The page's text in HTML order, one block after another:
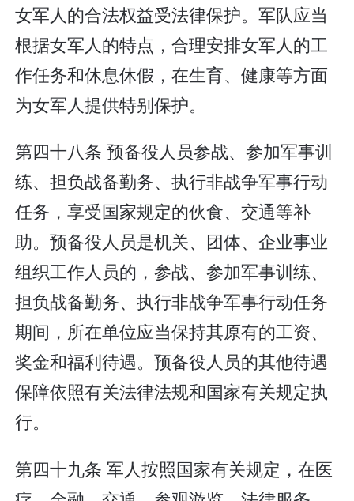
女军人的合法权益受法律保护。军队应当
根据女军人的特点，合理安排女军人的工
作任务和休息休假，在生育、健康等方面
为女军人提供特别保护。
第四十八条 预备役人员参战、参加军事训
练、担负战备勤务、执行非战争军事行动
任务，享受国家规定的伙食、交通等补
助。预备役人员是机关、团体、企业事业
组织工作人员的，参战、参加军事训练、
担负战备勤务、执行非战争军事行动任务
期间，所在单位应当保持其原有的工资、
奖金和福利待遇。预备役人员的其他待遇
保障依照有关法律法规和国家有关规定执
行。
第四十九条 军人按照国家有关规定，在医